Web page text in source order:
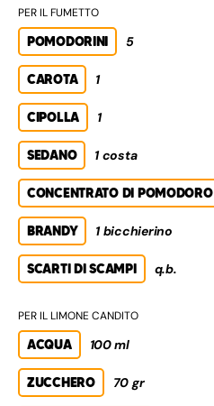
PER IL FUMETTO
POMODORINI 5
CAROTA 1
CIPOLLA 1
SEDANO 1 costa
CONCENTRATO DI POMODORO
BRANDY 1 bicchierino
SCARTI DI SCAMPI q.b.
PER IL LIMONE CANDITO
ACQUA 100 ml
ZUCCHERO 70 gr